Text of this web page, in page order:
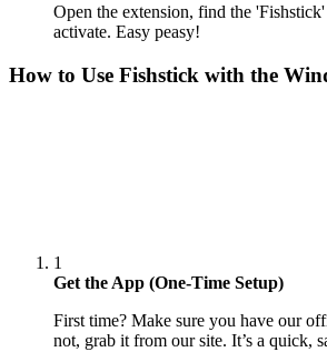
Open the extension, find the
activate. Easy peasy!
How to Use Fishstick with the
1
Get the App (One-Time Setup)
First time? Make sure you have our
not, grab it from our site. It’s a quick,